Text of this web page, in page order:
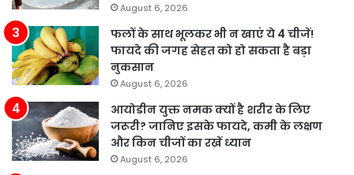
August 6, 2026
फलों के साथ भूलकर भी न खाएं ये 4 चीजें!
फायदे की जगह सेहत को हो सकता है बड़ा
नुकसान
August 6, 2026
आयोडीन युक्त नमक क्यों है शरीर के लिए
जरूरी? जानिए इसके फायदे, कमी के लक्षण
और किन चीजों का रखें ध्यान
August 6, 2026